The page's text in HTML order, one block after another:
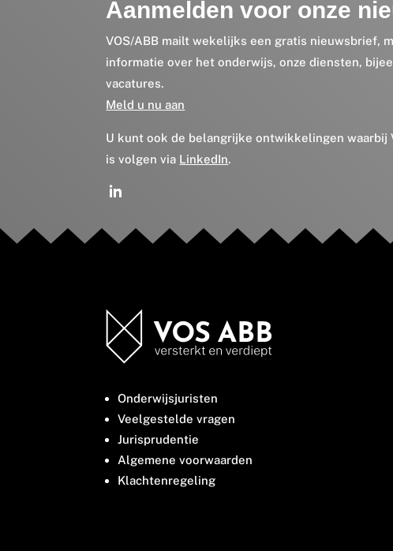
Aanmelden voor onze
VOS/ABB mailt wekelijks een gratis nieuwsbrief,
informatie over het onderwijs, onze diensten,
vacatures.
Meld u nu aan
U kunt ook de belangrijke ontwikkelingen waarbij
is volgen via LinkedIn.
Onderwijsjuristen
Veelgestelde vragen
Jurisprudentie
Algemene voorwaarden
Klachtenregeling